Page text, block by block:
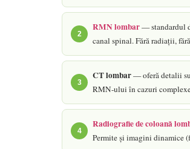
2
RMN lombar— standardul
canal spinal. Fără radiații,
3
CT lombar— oferă detalii
RMN-ului în cazuri
4
Radiografie de coloană
Permite și imagini dinamice